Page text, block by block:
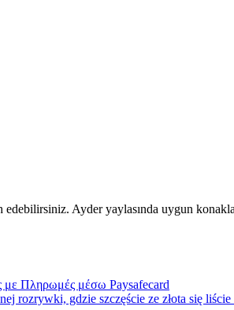
Ayder yaylasında uygun
με Πληρωμές μέσω Paysafecard
rozrywki, gdzie szczęście ze złota się